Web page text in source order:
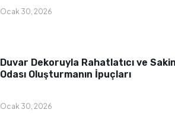
Ocak 30, 2026
Duvar Dekoruyla Rahatlatıcı ve
Odası Oluşturmanın İpuçları
Ocak 30, 2026